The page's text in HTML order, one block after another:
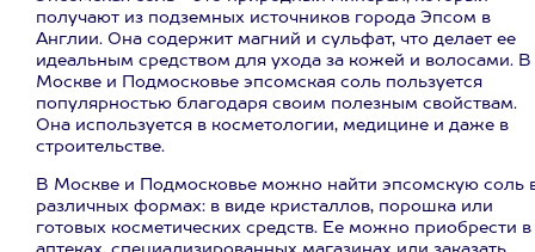
получают из подземных источников города Эпсом в
Англии. Она содержит магний и сульфат, что делает ее
идеальным средством для ухода за кожей и волосами. В
Москве и Подмосковье эпсомская соль пользуется
популярностью благодаря своим полезным свойствам.
Она используется в косметологии, медицине и даже в
строительстве.
В Москве и Подмосковье можно найти эпсомскую соль
различных формах: в виде кристаллов, порошка или
готовых косметических средств. Ее можно приобрести в